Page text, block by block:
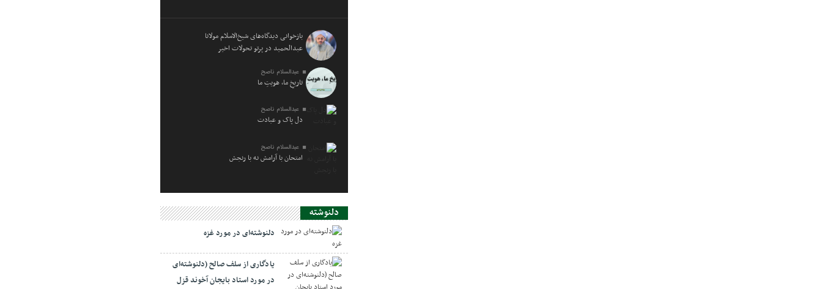
بازخوانی دیدگاه‌های شیخ‌الاسلام مولانا
عبدالحمید در پرتو تحولات اخیر
عبدالسلام ناصح
تاریخِ ما، هویتِ ما
عبدالسلام ناصح
دل پاک و عبادت
عبدالسلام ناصح
امتحان با آرامش نه با رنجش
دلنوشته
دلنوشته‌ای در مورد غزه
یادگاری از سلف صالح (دلنوشته‌ای
در مورد استاد بایجان آخوند قزل